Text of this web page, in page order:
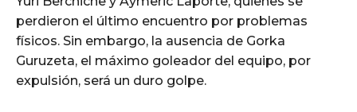
perdieron el último encuentro por problemas
físicos. Sin embargo, la ausencia de Gorka
Guruzeta, el máximo goleador del equipo, por
expulsión, será un duro golpe.